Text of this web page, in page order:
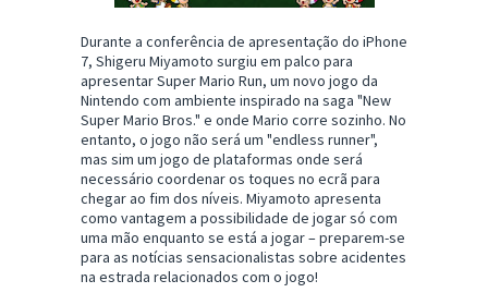
Durante a conferência de apresentação do iPhone
7, Shigeru Miyamoto surgiu em palco para
apresentar Super Mario Run, um novo jogo da
Nintendo com ambiente inspirado na saga "New
Super Mario Bros." e onde Mario corre sozinho. No
entanto, o jogo não será um "endless runner",
mas sim um jogo de plataformas onde será
necessário coordenar os toques no ecrã para
chegar ao fim dos níveis. Miyamoto apresenta
como vantagem a possibilidade de jogar só com
uma mão enquanto se está a jogar – preparem-se
para as notícias sensacionalistas sobre acidentes
na estrada relacionados com o jogo!